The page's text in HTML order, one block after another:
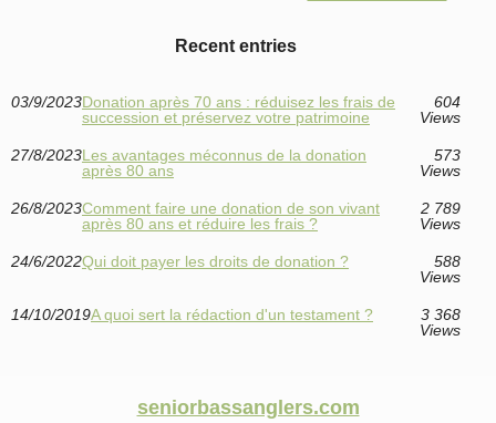
Recent entries
03/9/2023Donation après 70 ans : réduisez les frais de
succession et préservez votre patrimoine
604
Views
27/8/2023Les avantages méconnus de la donation
après 80 ans
573
Views
26/8/2023Comment faire une donation de son vivant
après 80 ans et réduire les frais ?
2 789
Views
24/6/2022Qui doit payer les droits de donation ?
588
Views
14/10/2019A quoi sert la rédaction d'un testament ?
3 368
Views
seniorbassanglers.com